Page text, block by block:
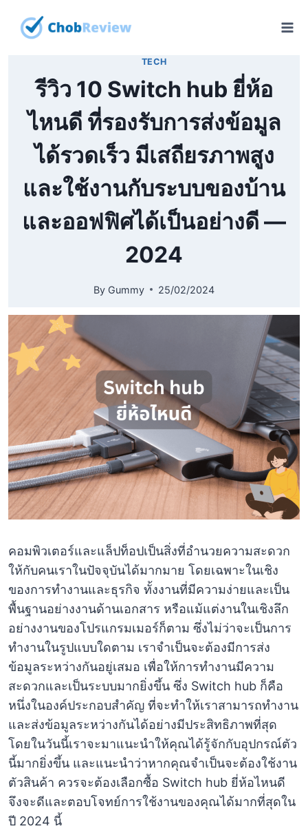
TECH
รีวิว 10 Switch hub ยี่ห้อ
ไหนดี ที่รองรับการส่งข้อมูล
ได้รวดเร็ว มีเสถียรภาพสูง
และใช้งานกับระบบของบ้าน
และออฟฟิศได้เป็นอย่างดี —
2024
By Gummy 25/02/2024
คอมพิวเตอร์และแล็ปท็อปเป็นสิ่งที่อำนวยความสะดวก
ให้กับคนเราในปัจจุบันได้มากมาย โดยเฉพาะในเชิง
ของการทำงานและธุรกิจ ทั้งงานที่มีความง่ายและเป็น
พื้นฐานอย่างงานด้านเอกสาร หรือแม้แต่งานในเชิงลึก
อย่างงานของโปรแกรมเมอร์ก็ตาม ซึ่งไม่ว่าจะเป็นการ
ทำงานในรูปแบบใดตาม เราจำเป็นจะต้องมีการส่ง
ข้อมูลระหว่างกันอยู่เสมอ เพื่อให้การทำงานมีความ
สะดวกและเป็นระบบมากยิ่งขึ้น ซึ่ง Switch hub ก็คือ
หนึ่งในองค์ประกอบสำคัญ ที่จะทำให้เราสามารถทำงาน
และส่งข้อมูลระหว่างกันได้อย่างมีประสิทธิภาพที่สุด
โดยในวันนี้เราจะมาแนะนำให้คุณได้รู้จักกับอุปกรณ์ตัว
นี้มากยิ่งขึ้น และแนะนำว่าหากคุณจำเป็นจะต้องใช้งาน
ตัวสินค้า ควรจะต้องเลือกซื้อ Switch hub ยี่ห้อไหนดี
จึงจะดีและตอบโจทย์การใช้งานของคุณได้มากที่สุดใน
ปี 2024 นี้